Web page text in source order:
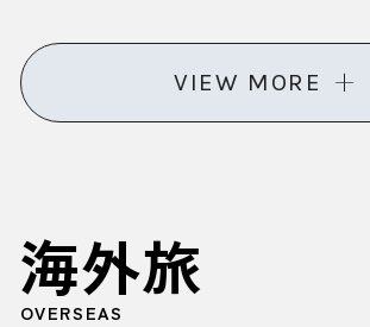
VIEW MORE
海外旅
OVERSEAS